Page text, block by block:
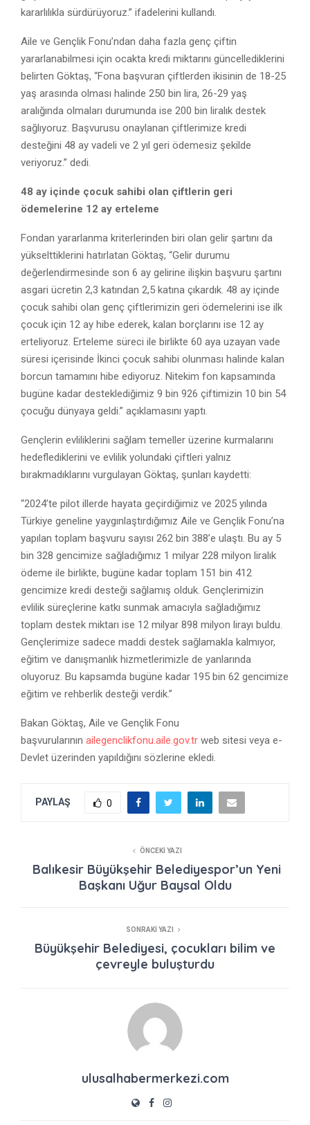
kararlılıkla sürdürüyoruz.” ifadelerini kullandı.
Aile ve Gençlik Fonu’ndan daha fazla genç çiftin
yararlanabilmesi için ocakta kredi miktarını güncellediklerini
belirten Göktaş, “Fona başvuran çiftlerden ikisinin de 18-25
yaş arasında olması halinde 250 bin lira, 26-29 yaş
aralığında olmaları durumunda ise 200 bin liralık destek
sağlıyoruz. Başvurusu onaylanan çiftlerimize kredi
desteğini 48 ay vadeli ve 2 yıl geri ödemesiz şekilde
veriyoruz.” dedi.
48 ay içinde çocuk sahibi olan çiftlerin geri
ödemelerine 12 ay erteleme
Fondan yararlanma kriterlerinden biri olan gelir şartını da
yükselttiklerini hatırlatan Göktaş, “Gelir durumu
değerlendirmesinde son 6 ay gelirine ilişkin başvuru şartını
asgari ücretin 2,3 katından 2,5 katına çıkardık. 48 ay içinde
çocuk sahibi olan genç çiftlerimizin geri ödemelerini ise ilk
çocuk için 12 ay hibe ederek, kalan borçlarını ise 12 ay
erteliyoruz. Erteleme süreci ile birlikte 60 aya uzayan vade
süresi içerisinde İkinci çocuk sahibi olunması halinde kalan
borcun tamamını hibe ediyoruz. Nitekim fon kapsamında
bugüne kadar desteklediğimiz 9 bin 926 çiftimizin 10 bin 54
çocuğu dünyaya geldi.” açıklamasını yaptı.
Gençlerin evliliklerini sağlam temeller üzerine kurmalarını
hedeflediklerini ve evlilik yolundaki çiftleri yalnız
bırakmadıklarını vurgulayan Göktaş, şunları kaydetti:
“2024’te pilot illerde hayata geçirdiğimiz ve 2025 yılında
Türkiye geneline yaygınlaştırdığımız Aile ve Gençlik Fonu’na
yapılan toplam başvuru sayısı 262 bin 388’e ulaştı. Bu ay 5
bin 328 gencimize sağladığımız 1 milyar 228 milyon liralık
ödeme ile birlikte, bugüne kadar toplam 151 bin 412
gencimize kredi desteği sağlamış olduk. Gençlerimizin
evlilik süreçlerine katkı sunmak amacıyla sağladığımız
toplam destek miktarı ise 12 milyar 898 milyon lirayı buldu.
Gençlerimize sadece maddi destek sağlamakla kalmıyor,
eğitim ve danışmanlık hizmetlerimizle de yanlarında
oluyoruz. Bu kapsamda bugüne kadar 195 bin 62 gencimize
eğitim ve rehberlik desteği verdik.”
Bakan Göktaş, Aile ve Gençlik Fonu
başvurularının ailegenclikfonu.aile.gov.tr web sitesi veya e-
Devlet üzerinden yapıldığını sözlerine ekledi.
PAYLAŞ 0
ÖNCEKI YAZI
Balıkesir Büyükşehir Belediyespor’un Yeni
Başkanı Uğur Baysal Oldu
SONRAKI YAZI
Büyükşehir Belediyesi, çocukları bilim ve
çevreyle buluşturdu
ulusalhabermerkezi.com